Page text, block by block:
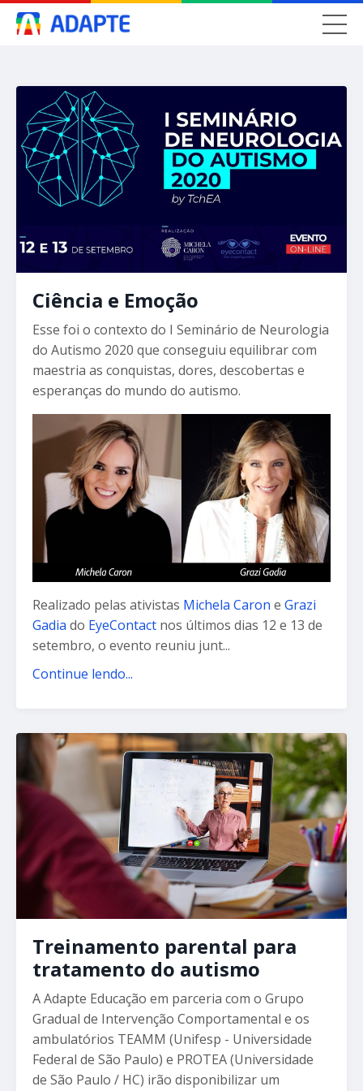
Ciência e Emoção
Esse foi o contexto do I Seminário de Neurologia
do Autismo 2020 que conseguiu equilibrar com
maestria as conquistas, dores, descobertas e
esperanças do mundo do autismo.
Realizado pelas ativistas Michela Caron e Grazi
Gadia do EyeContact nos últimos dias 12 e 13 de
setembro, o evento reuniu junt...
Continue lendo...
Treinamento parental para
tratamento do autismo
A Adapte Educação em parceria com o Grupo
Gradual de Intervenção Comportamental e os
ambulatórios TEAMM (Unifesp - Universidade
Federal de São Paulo) e PROTEA (Universidade
de São Paulo / HC) irão disponibilizar um